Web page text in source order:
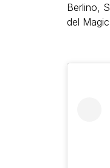
Berlino,
del